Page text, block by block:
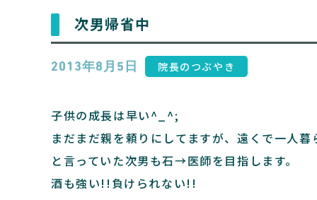
次男帰省中
2013年8月5日 院長のつぶやき
子供の成長は早い^_^;
まだまだ親を頼りにしてますが、遠くで一人
と言っていた次男も石→医師を目指します。
酒も強い!!負けられない!!